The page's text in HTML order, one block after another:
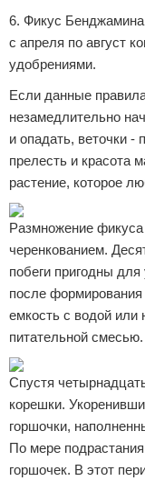
6. Фикус
с апреля по август
удобрениями.
Если данные
незамедлительно
и опадать, веточки -
прелесть и красота
растение, которое
Размножение
черенкованием.
побеги пригодны
после
емкость с водой
питательной смесью.
Спустя
корешки.
горшочки,
По мере
горшочек. В этот